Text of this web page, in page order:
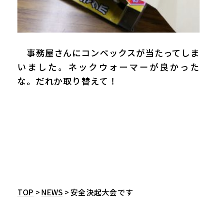
事務屋さんにコンベックスが当たってしま
いました。ネックウォーマーが良かった
な。だれか取り替えて！
TOP >NEWS > 安全決起大会です